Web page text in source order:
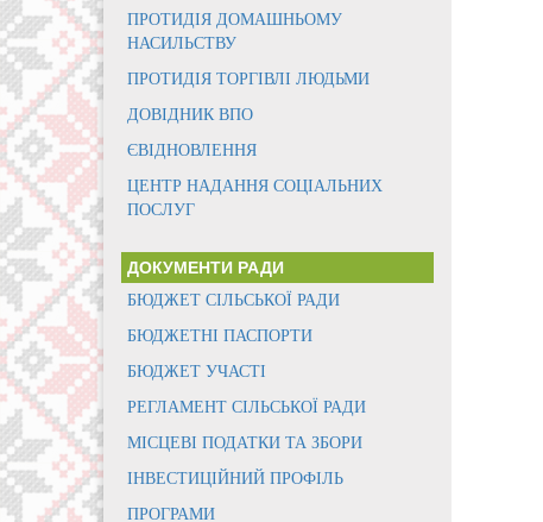
ПРОТИДІЯ ДОМАШНЬОМУ
НАСИЛЬСТВУ
ПРОТИДІЯ ТОРГІВЛІ ЛЮДЬМИ
ДОВІДНИК ВПО
ЄВІДНОВЛЕННЯ
ЦЕНТР НАДАННЯ СОЦІАЛЬНИХ
ПОСЛУГ
ДОКУМЕНТИ РАДИ
БЮДЖЕТ СІЛЬСЬКОЇ РАДИ
БЮДЖЕТНІ ПАСПОРТИ
БЮДЖЕТ УЧАСТІ
РЕГЛАМЕНТ СІЛЬСЬКОЇ РАДИ
МІСЦЕВІ ПОДАТКИ ТА ЗБОРИ
ІНВЕСТИЦІЙНИЙ ПРОФІЛЬ
ПРОГРАМИ